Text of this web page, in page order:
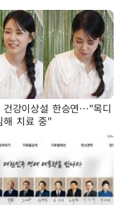
건강이상설 한승연…"목디
해 치료 중"